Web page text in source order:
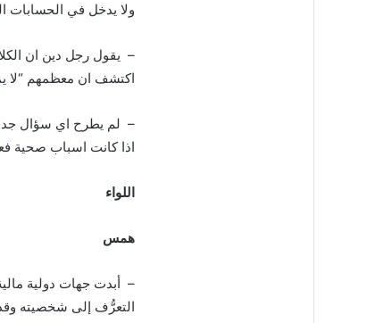
ولا يدخل في الحسابات
– يقول رجل دين ان
اكتشف ان معظمهم “لا
– لم يطرح اي سؤال جدي
اذا كانت اسباب صحية
اللواء
همس
– أبدت جهات دولية
التعرُّف إلى شخصيته